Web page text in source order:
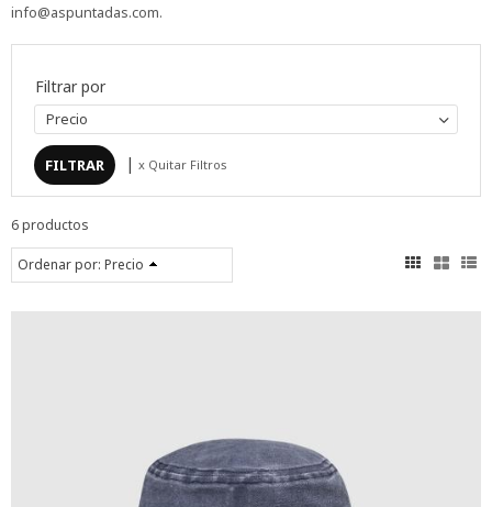
info@aspuntadas.com.
Filtrar por
Precio
| x Quitar Filtros
6 productos
Ordenar por: Precio